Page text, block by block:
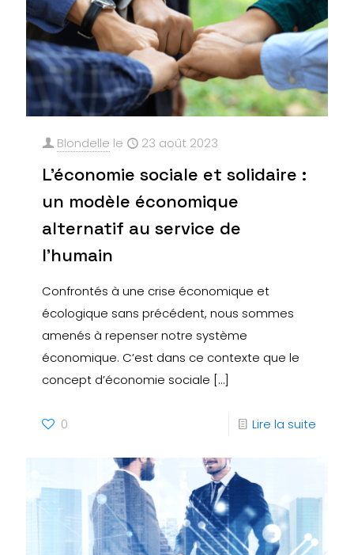
Blondelle le 23 août 2023
L’économie sociale et solidaire :
un modèle économique
alternatif au service de
l’humain
Confrontés à une crise économique et
écologique sans précédent, nous sommes
amenés à repenser notre système
économique. C’est dans ce contexte que le
concept d’économie sociale […]
0 Lire la suite